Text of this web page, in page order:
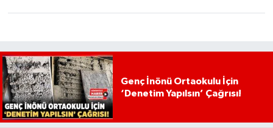
Genç İnönü Ortaokulu İçin
‘Denetim Yapılsın’ Çağrısı!